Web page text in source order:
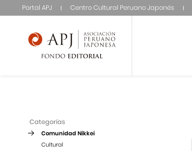
Portal APJ Centro Cultural Peruano Japonés
Categorías
Comunidad Nikkei
Cultural